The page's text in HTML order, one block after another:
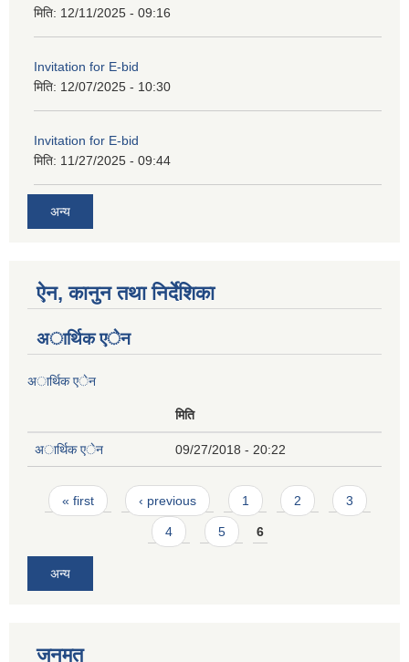
मिति: 12/11/2025 - 09:16
Invitation for E-bid
मिति: 12/07/2025 - 10:30
Invitation for E-bid
मिति: 11/27/2025 - 09:44
अन्य
ऐन, कानुन तथा निर्देशिका
अार्थिक एेन
अार्थिक एेन
मिति
अार्थिक एेन 09/27/2018 - 20:22
Pages
« first ‹ previous 1 2 3
4 5 6
अन्य
जनमत